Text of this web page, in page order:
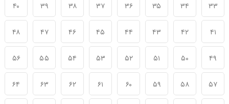
۳۳ ۳۴ ۳۵ ۳۶ ۳۷ ۳۸ ۳۹ ۴۰
۴۱ ۴۲ ۴۳ ۴۴ ۴۵ ۴۶ ۴۷ ۴۸
۴۹ ۵۰ ۵۱ ۵۲ ۵۳ ۵۴ ۵۵ ۵۶
۵۷ ۵۸ ۵۹ ۶۰ ۶۱ ۶۲ ۶۳ ۶۴